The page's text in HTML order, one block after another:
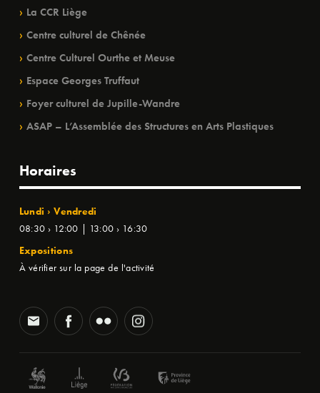
La CCR Liège
Centre culturel de Chênée
Centre Culturel Ourthe et Meuse
Espace Georges Truffaut
Foyer culturel de Jupille-Wandre
ASAP – L’Assemblée des Structures en Arts Plastiques
Horaires
Lundi › Vendredi
08:30 › 12:00 | 13:00 › 16:30
Expositions
À vérifier sur la page de l'activité